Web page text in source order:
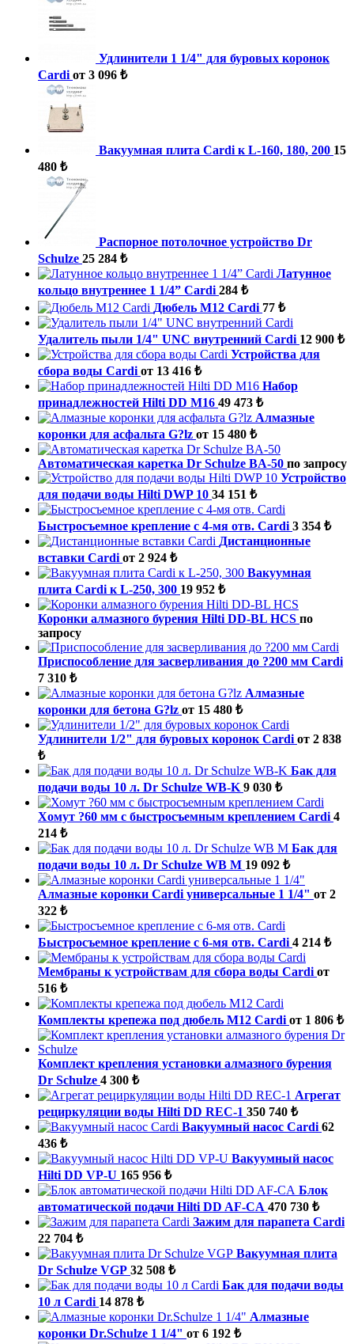
Удлинители 1 1/4" для буровых коронок
Cardi от 3 096 ₺
Вакуумная плита Cardi к L-160, 180, 200 15
480 ₺
Распорное потолочное устройство Dr
Schulze 25 284 ₺
Латунное
кольцо внутреннее 1 1/4” Cardi 284 ₺
Дюбель М12 Cardi 77 ₺
Удалитель пыли 1/4" UNC внутренний Cardi 12 900 ₺
Устройства для
сбора воды Cardi от 13 416 ₺
Набор
принадлежностей Hilti DD M16 49 473 ₺
Алмазные
коронки для асфальта G?lz от 15 480 ₺
Автоматическая каретка Dr Schulze BA-50 по запросу
Устройство
для подачи воды Hilti DWP 10 34 151 ₺
Быстросъемное крепление с 4-мя отв. Cardi 3 354 ₺
Дистанционные
вставки Cardi от 2 924 ₺
Вакуумная
плита Cardi к L-250, 300 19 952 ₺
Коронки алмазного бурения Hilti DD-BL HCS по
запросу
Приспособление для засверливания до ?200 мм Cardi
7 310 ₺
Алмазные
коронки для бетона G?lz от 15 480 ₺
Удлинители 1/2" для буровых коронок Cardi от 2 838
₺
Бак для
подачи воды 10 л. Dr Schulze WB-K 9 030 ₺
Хомут ?60 мм с быстросъемным креплением Cardi 4
214 ₺
Бак для
подачи воды 10 л. Dr Schulze WB M 19 092 ₺
Алмазные коронки Cardi универсальные 1 1/4" от 2
322 ₺
Быстросъемное крепление с 6-мя отв. Cardi 4 214 ₺
Мембраны к устройствам для сбора воды Cardi от
516 ₺
Комплекты крепежа под дюбель М12 Cardi от 1 806 ₺
Комплект крепления установки алмазного бурения
Dr Schulze 4 300 ₺
Агрегат
рециркуляции воды Hilti DD REC-1 350 740 ₺
Вакуумный насос Cardi 62
436 ₺
Вакуумный насос
Hilti DD VP-U 165 956 ₺
Блок
автоматической подачи Hilti DD AF-CA 470 730 ₺
Зажим для парапета Cardi
22 704 ₺
Вакуумная плита
Dr Schulze VGP 32 508 ₺
Бак для подачи воды
10 л Cardi 14 878 ₺
Алмазные
коронки Dr.Schulze 1 1/4" от 6 192 ₺